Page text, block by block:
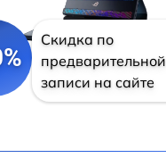
Скидка по
предварительной
записи на сайте